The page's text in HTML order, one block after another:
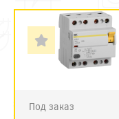
Под заказ